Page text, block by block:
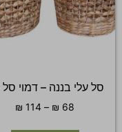
סל עלי בננה – דמוי
₪ 68
–
₪ 114